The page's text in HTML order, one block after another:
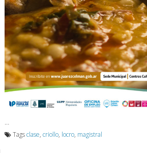
…
Tagsclase, criollo, locro, magistral